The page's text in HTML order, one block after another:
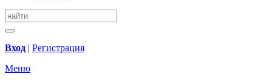
Вход | Регистрация
Меню